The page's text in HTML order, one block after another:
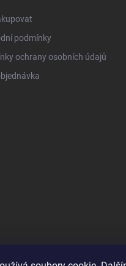
podmínky
ochrany osobních údajů